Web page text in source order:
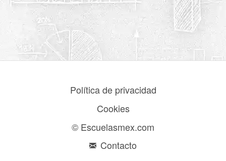
Política de privacidad
Cookies
© Escuelasmex.com
Contacto